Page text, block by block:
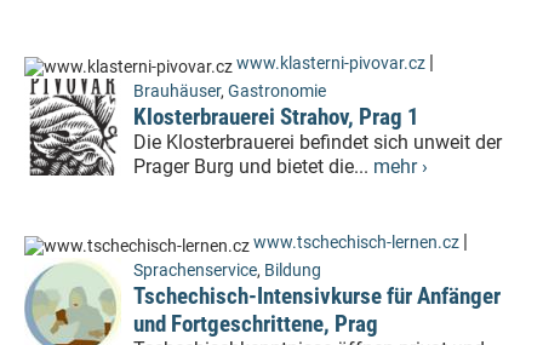
www.klasterni-pivovar.cz |
Brauhäuser, Gastronomie
Klosterbrauerei Strahov, Prag 1
Die Klosterbrauerei befindet sich unweit der
Prager Burg und bietet die... mehr ›
www.tschechisch-lernen.cz |
Sprachenservice, Bildung
Tschechisch-Intensivkurse für Anfänger
und Fortgeschrittene, Prag